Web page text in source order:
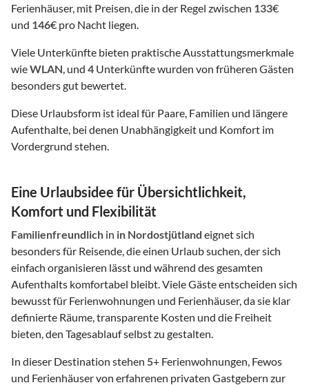
Ferienhäuser, mit Preisen, die in der Regel zwischen 133€
und 146€ pro Nacht liegen.
Viele Unterkünfte bieten praktische Ausstattungsmerkmale
wieWLAN , und 4 Unterkünfte wurden von früheren Gästen
besonders gut bewertet.
Diese Urlaubsform ist ideal für Paare, Familien und längere
Aufenthalte, bei denen Unabhängigkeit und Komfort im
Vordergrund stehen.
Eine Urlaubsidee für Übersichtlichkeit,
Komfort und Flexibilität
Familienfreundlich in in Nordostjütland eignet sich
besonders für Reisende, die einen Urlaub suchen, der sich
einfach organisieren lässt und während des gesamten
Aufenthalts komfortabel bleibt. Viele Gäste entscheiden sich
bewusst für Ferienwohnungen und Ferienhäuser, da sie klar
definierte Räume, transparente Kosten und die Freiheit
bieten, den Tagesablauf selbst zu gestalten.
In dieser Destination stehen 5+ Ferienwohnungen, Fewos
und Ferienhäuser von erfahrenen privaten Gastgebern zur